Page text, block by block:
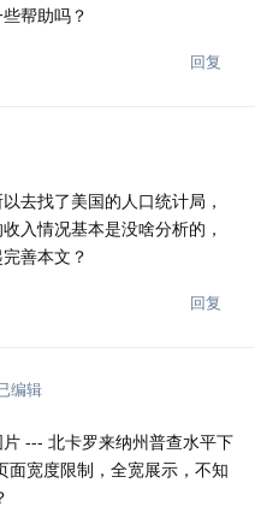
帮助吗？
回复
去找了美国的人口统计局，
入情况基本是没啥分析的，
善本文？
回复
编辑
--- 北卡罗来纳州普查水平下
宽度限制，全宽展示，不知